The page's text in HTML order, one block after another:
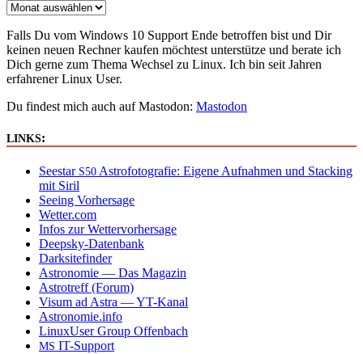
Falls Du vom Windows 10 Support Ende betroffen bist und Dir
keinen neuen Rechner kaufen möchtest unterstütze und berate ich
Dich gerne zum Thema Wechsel zu Linux. Ich bin seit Jahren
erfahrener Linux User.
Du findest mich auch auf Mastodon: Mastodon
LINKS:
Seestar S50Astrofotografie: Eigene Aufnahmen und Stacking
mit Siril
Seeing Vorhersage
Wetter.com
Infos zur Wettervorhersage
Deepsky-Datenbank
Darksitefinder
Astronomie — Das Magazin
Astrotreff (Forum)
Visum ad Astra — YT-Kanal
Astronomie.info
LinuxUser Group Offenbach
MS IT-Support